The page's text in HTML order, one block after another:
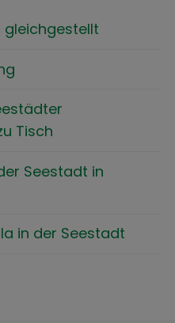
gleichgestellt
Tisch
Seestadt in
in der Seestadt